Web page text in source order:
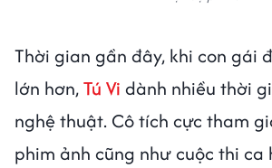
Thời gian gần đây, khi con gái
lớn hơn,Tú Vi dành nhiều thời
nghệ thuật. Cô tích cực tham
phim ảnh cũng như cuộc thi ca